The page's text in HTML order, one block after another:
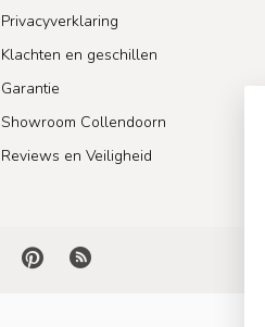
Privacyverklaring
Klachten en geschillen
Garantie
Showroom Collendoorn
Reviews en Veiligheid